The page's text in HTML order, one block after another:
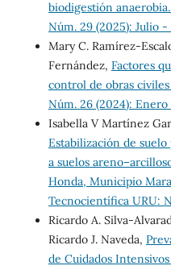
biodigestión anaerobia.
Núm. 29 (2025): Julio
Mary C. Ramírez-
Fernández, Factores
control de obras civiles
Núm. 26 (2024):
Isabella V Martínez
Estabilización de
a suelos
Honda, Municipio
Tecnocientífica URU:
Ricardo A. Silva-
Ricardo J. Naveda,
de Cuidados